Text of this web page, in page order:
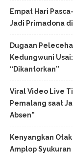
Empat Hari
Jadi Primadona
Dugaan
Kedungwuni
“Dikantorkan”
Viral Video Live
Pemalang saat
Absen”
Kenyangkan
Amplop